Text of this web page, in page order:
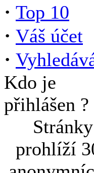
· Top 10
· Váš účet
·
Kdo je
přihlášen ?
Stránky
prohlíží